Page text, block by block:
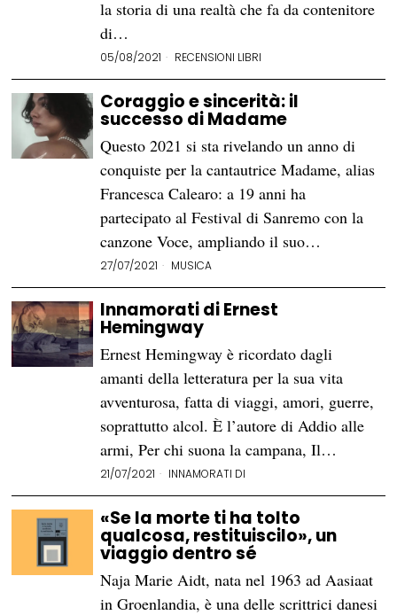
la storia di una realtà che fa da contenitore
di…
05/08/2021 RECENSIONI LIBRI
Coraggio e sincerità: il
successo di Madame
Questo 2021 si sta rivelando un anno di
conquiste per la cantautrice Madame, alias
Francesca Calearo: a 19 anni ha
partecipato al Festival di Sanremo con la
canzone Voce, ampliando il suo…
27/07/2021 MUSICA
Innamorati di Ernest
Hemingway
Ernest Hemingway è ricordato dagli
amanti della letteratura per la sua vita
avventurosa, fatta di viaggi, amori, guerre,
soprattutto alcol. È l’autore di Addio alle
armi, Per chi suona la campana, Il…
21/07/2021 INNAMORATI DI
«Se la morte ti ha tolto
qualcosa, restituiscilo», un
viaggio dentro sé
Naja Marie Aidt, nata nel 1963 ad Aasiaat
in Groenlandia, è una delle scrittrici danesi